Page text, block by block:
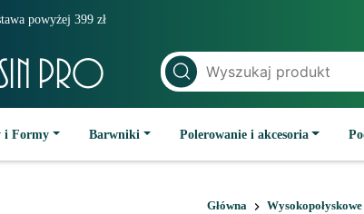
powyżej 399 zł
i Formy Barwniki Polerowanie i akcesoria
Główna